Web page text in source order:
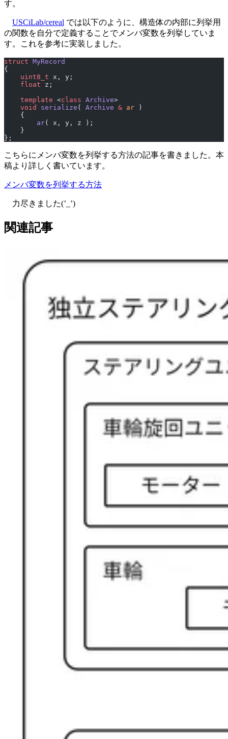
す。
USCiLab/cereal では以下のように、構造体の内部に列挙用
の関数を自分で定義することでメンバ変数を列挙していま
す。これを参考に実装しました。
struct MyRecord
{
    uint8_t
x, y;
    float
z;
    template
<class Archive>
    void
serialize ( Archive & ar )
    {
        ar
( x, y, z );
    }
};
こちらにメンバ変数を列挙する方法の記事を書きました。本
稿より詳しく書いています。
メンバ変数を列挙する方法
力尽きました(’_’)
関連記事